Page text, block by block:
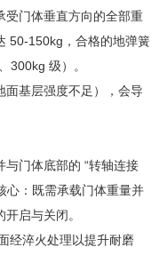
受门体垂直方向的全部重
50-150kg，合格的地弹簧
300kg 级）。
面基层强度不足），会导
门体底部的 “转轴连接
心：既需承载门体重量并
启与关闭。
经淬火处理以提升耐磨